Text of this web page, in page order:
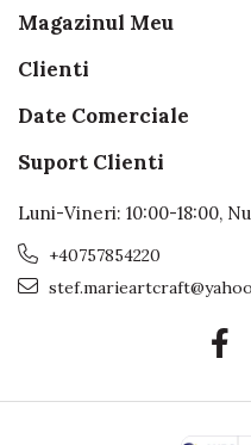
Magazinul Meu
Clienti
Date Comerciale
Suport Clienti
Luni-Vineri: 10:00-18:00,
+40757854220